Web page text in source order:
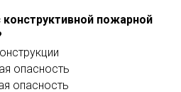
пожарной
опасность
опасность